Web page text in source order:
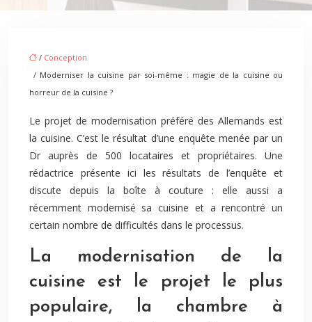
/ Conception
/ Moderniser la cuisine par soi-même : magie de la cuisine ou
horreur de la cuisine ?
Le projet de modernisation préféré des Allemands est
la cuisine. C’est le résultat d’une enquête menée par un
Dr auprès de 500 locataires et propriétaires. Une
rédactrice présente ici les résultats de l’enquête et
discute depuis la boîte à couture : elle aussi a
récemment modernisé sa cuisine et a rencontré un
certain nombre de difficultés dans le processus.
La modernisation de la
cuisine est le projet le plus
populaire, la chambre à